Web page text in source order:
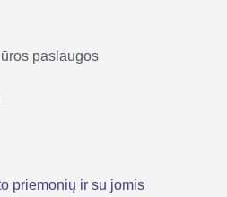
paslaugos
priemonių ir su jomis